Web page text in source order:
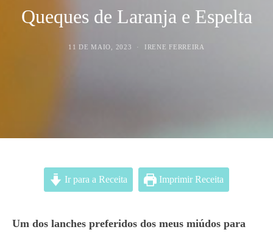
Queques de Laranja e Espelta
11 DE MAIO, 2023 IRENE FERREIRA
Ir para a Receita Imprimir Receita
Um dos lanches preferidos dos meus miúdos para